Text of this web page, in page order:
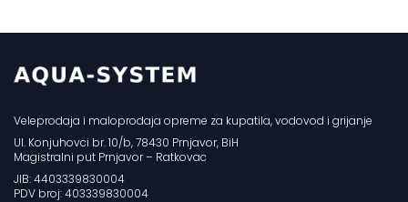
Veleprodaja i maloprodaja opreme za kupatila, vodovod i grijanje
Ul. Konjuhovci br. 10/b, 78430 Prnjavor, BiH
Magistralni put Prnjavor – Ratkovac
JIB: 4403339830004
PDV broj: 403339830004